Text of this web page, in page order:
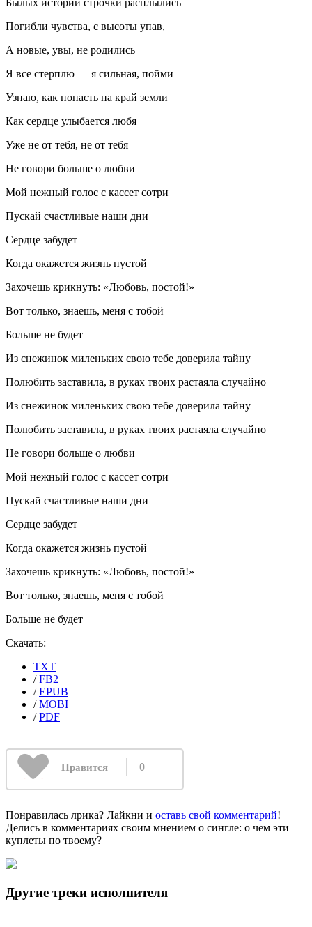
Былых историй строчки расплылись
Погибли чувства, с высоты упав,
А новые, увы, не родились
Я все стерплю — я сильная, пойми
Узнаю, как попасть на край земли
Как сердце улыбается любя
Уже не от тебя, не от тебя
Не говори больше о любви
Мой нежный голос с кассет сотри
Пускай счастливые наши дни
Сердце забудет
Когда окажется жизнь пустой
Захочешь крикнуть: «Любовь, постой!»
Вот только, знаешь, меня с тобой
Больше не будет
Из снежинок миленьких свою тебе доверила тайну
Полюбить заставила, в руках твоих растаяла случайно
Из снежинок миленьких свою тебе доверила тайну
Полюбить заставила, в руках твоих растаяла случайно
Не говори больше о любви
Мой нежный голос с кассет сотри
Пускай счастливые наши дни
Сердце забудет
Когда окажется жизнь пустой
Захочешь крикнуть: «Любовь, постой!»
Вот только, знаешь, меня с тобой
Больше не будет
Скачать:
TXT
/FB2
/EPUB
/MOBI
/PDF
Нравится 0
Понравилась лрика? Лайкни и оставь свой комментарий!
Делись в комментариях своим мнением о сингле: о чем эти
куплеты по твоему?
Другие треки исполнителя